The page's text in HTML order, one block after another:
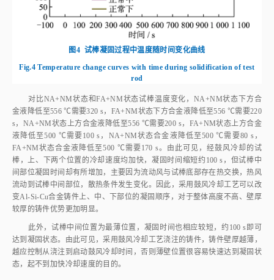
图4 试棒凝固过程中温度随时间变化曲线
Fig.4 Temperature change curves with time during solidification of test
rod
对比NA+NM状态和FA+NM状态试棒温度变化，NA+NM状态下方合
金液降低至556 ℃需要320 s，FA+NM状态下方合金液降低至556 ℃需要220
s，NA+NM状态上方合金液降低至556 ℃需要200 s，FA+NM状态上方合金
液降低至500 ℃需要100 s，NA+NM状态合金液降低至500 ℃需要80 s，
FA+NM状态合金液降低至500 ℃需要170 s。由此可见，经鼓风冷却的试
棒，上、下两个位置的冷却速度均加快，凝固时间缩短约100 s，但试棒中
间部位凝固时间却有所增加，主要因为流动风与试棒底部存在热交换，热风
流动到试棒中间部位，散热条件发生变化。因此，采用鼓风冷却工艺可以改
变Al‑Si‑Cu合金铸件上、中、下部位的凝固顺序，对于整体高度不高、壁厚
较厚的铸件优势更加明显。
此外，试棒中间位置为最薄位置，凝固时间也相应较短，约100 s即可
达到凝固状态。由此可见，采用鼓风冷却工艺浇注的铸件，铸件壁厚越薄，
越应控制从浇注到启动鼓风冷却时间，否则薄壁位置很容易快速达到凝固状
态，起不到加快冷却速度的目的。